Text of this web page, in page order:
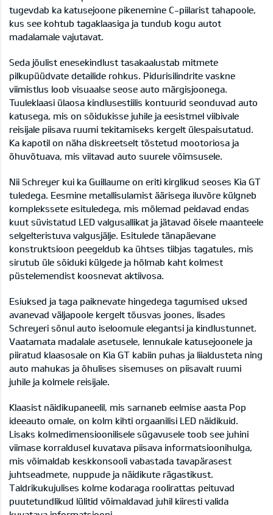
tugevdab ka katusejoone pikenemine C-piilarist tahapoole,
kus see kohtub tagaklaasiga ja tundub kogu autot
madalamale vajutavat.
Seda jõulist enesekindlust tasakaalustab mitmete
pilkupüüdvate detailide rohkus. Pidurisilindrite vaskne
viimistlus loob visuaalse seose auto märgisjoonega.
Tuuleklaasi ülaosa kindlusestiilis kontuurid seonduvad auto
katusega, mis on sõidukisse juhile ja eesistmel viibivale
reisijale piisava ruumi tekitamiseks kergelt ülespaisutatud.
Ka kapotil on näha diskreetselt tõstetud mootoriosa ja
õhuvõtuava, mis viitavad auto suurele võimsusele.
Nii Schreyer kui ka Guillaume on eriti kirglikud seoses Kia GT
tuledega. Eesmine metallisulamist äärisega iluvõre külgneb
komplekssete esituledega, mis mõlemad peidavad endas
kuut süvistatud LED valgusallikat ja jätavad öisele maanteele
selgelteristuva valgusjälje. Esitulede tänapäevane
konstruktsioon peegeldub ka ühtses tiibjas tagatules, mis
sirutub üle sõiduki külgede ja hõlmab kaht kolmest
püstelemendist koosnevat aktiivosa.
Esiuksed ja taga paiknevate hingedega tagumised uksed
avanevad väljapoole kergelt tõusvas joones, lisades
Schreyeri sõnul auto iseloomule elegantsi ja kindlustunnet.
Vaatamata madalale asetusele, lennukale katusejoonele ja
piiratud klaasosale on Kia GT kabiin puhas ja liialdusteta ning
auto mahukas ja õhulises sisemuses on piisavalt ruumi
juhile ja kolmele reisijale.
Klaasist näidikupaneelil, mis sarnaneb eelmise aasta Pop
ideeauto omale, on kolm kihti orgaanilisi LED näidikuid.
Lisaks kolmedimensioonilisele sügavusele toob see juhini
viimase korraldusel kuvatava piisava informatsioonihulga,
mis võimaldab keskkonsooli vabastada tavapärasest
juhtseadmete, nuppude ja näidikute rägastikust.
Taldrikukujulises kolme kodaraga roolirattas peituvad
puutetundlikud lülitid võimaldavad juhil kiiresti valida